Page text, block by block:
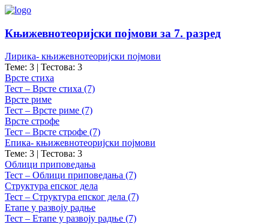
Књижевнотеоријски појмови за 7. разред
Лирика- књижевнотеоријски појмови
Теме: 3 | Тестова: 3
Врсте стиха
Тест – Врсте стиха (7)
Врсте риме
Тест – Врсте риме (7)
Врсте строфе
Тест – Врсте строфе (7)
Епика- књижевнотеоријски појмови
Теме: 3 | Тестова: 3
Облици приповедања
Тест – Облици приповедања (7)
Структура епског дела
Тест – Структура епског дела (7)
Етапе у развоју радње
Тест – Етапе у развоју радње (7)